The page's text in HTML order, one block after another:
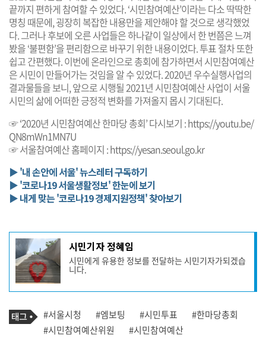
끝까지 편하게 참여할 수 있었다. ‘시민참여예산’이라는 다소 딱딱한
명칭 때문에, 굉장히 복잡한 내용만을 제안해야 할 것으로 생각했었
다. 그러나 후보에 오른 사업들은 하나같이 일상에서 한 번쯤은 느껴
봤을 ‘불편함’을 편리함으로 바꾸기 위한 내용이었다. 투표 절차 또한
쉽고 간편했다. 이번에 온라인으로 총회에 참가하면서 시민참여예산
은 시민이 만들어가는 것임을 알 수 있었다. 2020년 우수실행사업의
결과물들을 보니, 앞으로 시행될 2021년 시민참여예산 사업이 서울
시민의 삶에 어떠한 긍정적 변화를 가져올지 몹시 기대된다.
☞ ‘2020년 시민참여예산 한마당 총회’ 다시보기 :https://youtu.be/
QN8mWn1MN7U
☞ 서울참여예산 홈페이지 :https://yesan.seoul.go.kr
▶ '내 손안에 서울' 뉴스레터 구독하기
▶ '코로나19 서울생활정보' 한눈에 보기
▶ 내게 맞는 '코로나19 경제지원정책' 찾아보기
기
사
작
성
자
프
필
시민기자 정혜임
시민에게 유용한 정보를 전달하는 시민기자가되겠습
니다.
기
사
관
련
태
그
#서울시청 #엠보팅 #시민투표
#한마당총회
#시민참여예산위원
#시민참여예산